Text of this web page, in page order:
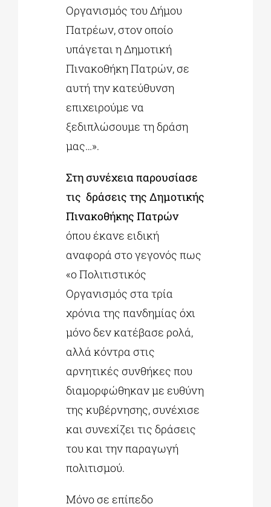
Οργανισμός του Δήμου
Πατρέων, στον οποίο
υπάγεται η Δημοτική
Πινακοθήκη Πατρών, σε
αυτή την κατεύθυνση
επιχειρούμε να
ξεδιπλώσουμε τη δράση
μας…».
Στη συνέχεια παρουσίασε
τις δράσεις της Δημοτικής
Πινακοθήκης Πατρών
όπου έκανε ειδική
αναφορά στο γεγονός πως
«ο Πολιτιστικός
Οργανισμός στα τρία
χρόνια της πανδημίας όχι
μόνο δεν κατέβασε ρολά,
αλλά κόντρα στις
αρνητικές συνθήκες που
διαμορφώθηκαν με ευθύνη
της κυβέρνησης, συνέχισε
και συνεχίζει τις δράσεις
του και την παραγωγή
πολιτισμού.
Μόνο σε επίπεδο